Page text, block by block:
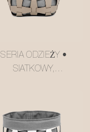
SERIA ODZIEŻY •
SIATKOWY,
#MSR027-3